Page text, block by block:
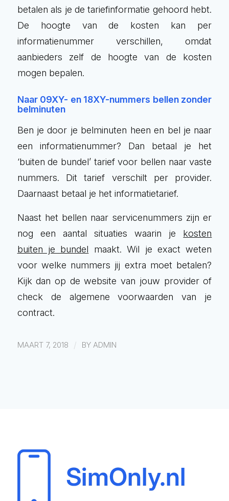
betalen als je de tariefinformatie gehoord hebt.
De hoogte van de kosten kan per
informatienummer verschillen, omdat
aanbieders zelf de hoogte van de kosten
mogen bepalen.
Naar 09XY- en 18XY-nummers bellen zonder
belminuten
Ben je door je belminuten heen en bel je naar
een informatienummer? Dan betaal je het
‘buiten de bundel’ tarief voor bellen naar vaste
nummers. Dit tarief verschilt per provider.
Daarnaast betaal je het informatietarief.
Naast het bellen naar servicenummers zijn er
nog een aantal situaties waarin je kosten
buiten je bundel maakt. Wil je exact weten
voor welke nummers jij extra moet betalen?
Kijk dan op de website van jouw provider of
check de algemene voorwaarden van je
contract.
MAART 7, 2018 / BY ADMIN